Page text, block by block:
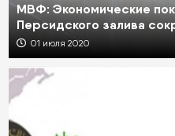
МВФ: Экономические
Персидского залива
01 июля 2020